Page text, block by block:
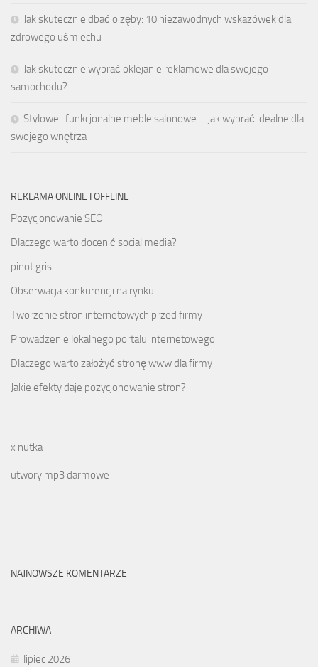
Jak skutecznie dbać o zęby: 10 niezawodnych wskazówek dla
zdrowego uśmiechu
Jak skutecznie wybrać oklejanie reklamowe dla swojego
samochodu?
Stylowe i funkcjonalne meble salonowe – jak wybrać idealne dla
swojego wnętrza
REKLAMA ONLINE I OFFLINE
Pozycjonowanie SEO
Dlaczego warto docenić social media?
pinot gris
Obserwacja konkurencji na rynku
Tworzenie stron internetowych przed firmy
Prowadzenie lokalnego portalu internetowego
Dlaczego warto założyć stronę www dla firmy
Jakie efekty daje pozycjonowanie stron?
x nutka
utwory mp3 darmowe
NAJNOWSZE KOMENTARZE
ARCHIWA
lipiec 2026